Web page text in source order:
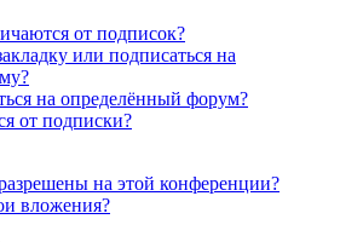
от подписок?
или подписаться на
на определённый форум?
от подписки?
на этой конференции?
вложения?